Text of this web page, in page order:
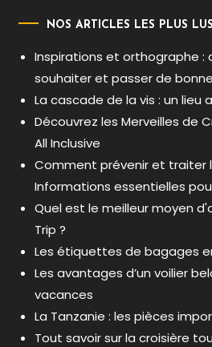
NOS ARTICLES LES PLUS LUS
Inspirations et orthographe :
souhaiter et passer de
La cascade de la vis : un lieu
Découvrez les Merveilles de
All Inclusive
Comment prévenir et traiter
Informations essentielles
Quel est le meilleur moyen
Trip ?
Les étiquettes de bagages
Les avantages d’un voilier
vacances
La Tanzanie : les pièces
Tout savoir sur la croisière